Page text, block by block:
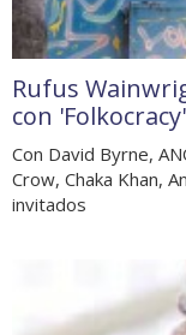
Rufus
con 'Folkocracy'
Con David Byrne,
Crow, Chaka Khan,
invitados